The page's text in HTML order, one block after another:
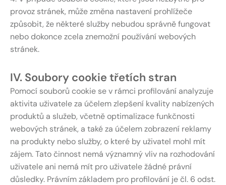
provoz stránek, může změna nastavení prohlížeče
způsobit, že některé služby nebudou správně fungovat
nebo dokonce zcela znemožní používání webových
stránek.
IV. Soubory cookie třetích stran
Pomocí souborů cookie se v rámci profilování analyzuje
aktivita uživatele za účelem zlepšení kvality nabízených
produktů a služeb, včetně optimalizace funkčnosti
webových stránek, a také za účelem zobrazení reklamy
na produkty nebo služby, o které by uživatel mohl mít
zájem. Tato činnost nemá významný vliv na rozhodování
uživatele ani nemá mít pro uživatele žádné právní
důsledky. Právním základem pro profilování je čl. 6 odst.